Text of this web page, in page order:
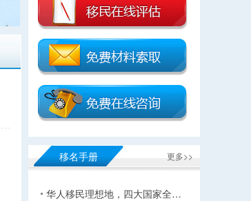
更多>>
移名手册
华人移民理想地，四大国家全…